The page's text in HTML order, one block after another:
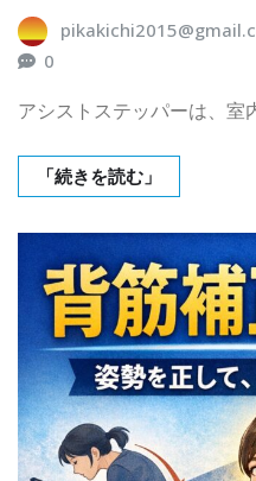
0
アシストステッパーは、室
「続きを読む」